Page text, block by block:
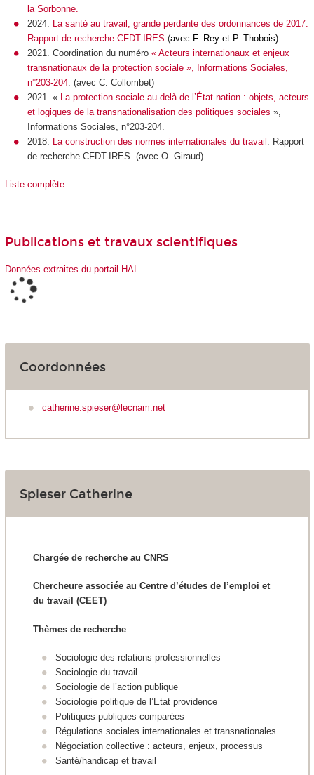
la Sorbonne.
2024.
La santé au travail, grande perdante des ordonnances de 2017.
Rapport de recherche CFDT-IRES (avec F. Rey et P. Thobois)
2021. Coordination du numéro « Acteurs internationaux et enjeux
transnationaux de la protection sociale »,
Informations Sociales
n°203-204 . (avec C. Collombet)
2021. «
La protection sociale au-delà de l’État-nation : objets, acteurs
et logiques de la transnationalisation des politiques sociales »,
Informations Sociales , n°203-204.
2018.
La construction des normes internationales du travail
. Rapport
de recherche CFDT-IRES. (avec O. Giraud)
Liste complète
Publications et travaux scientifiques
Données extraites du portail HAL
Coordonnées
catherine.spieser@lecnam.net
Spieser Catherine
Chargée de recherche au CNRS
Chercheure associée au Centre d’études de l’emploi et
du travail (CEET)
Thèmes de recherche
Sociologie des relations professionnelles
Sociologie du travail
Sociologie de l’action publique
Sociologie politique de l’Etat providence
Politiques publiques comparées
Régulations sociales internationales et transnationales
Négociation collective : acteurs, enjeux, processus
Santé/handicap et travail